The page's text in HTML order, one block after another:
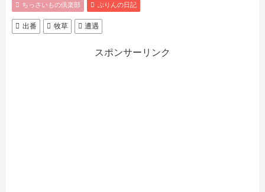
ちっさいもの倶楽部 ぷりんの日記
出番 牧草 遭遇
スポンサーリンク